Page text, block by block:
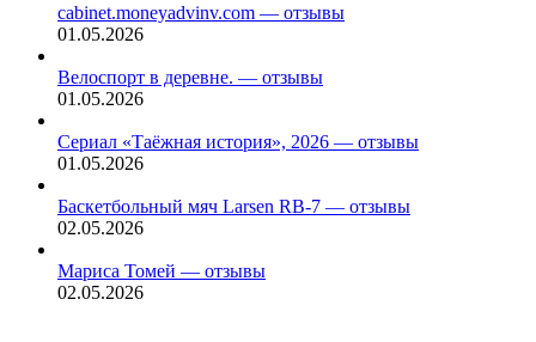
cabinet.moneyadvinv.com — отзывы
01.05.2026
Велоспорт в деревне. — отзывы
01.05.2026
Сериал «Таёжная история», 2026 — отзывы
01.05.2026
Баскетбольный мяч Larsen RB-7 — отзывы
02.05.2026
Мариса Томей — отзывы
02.05.2026